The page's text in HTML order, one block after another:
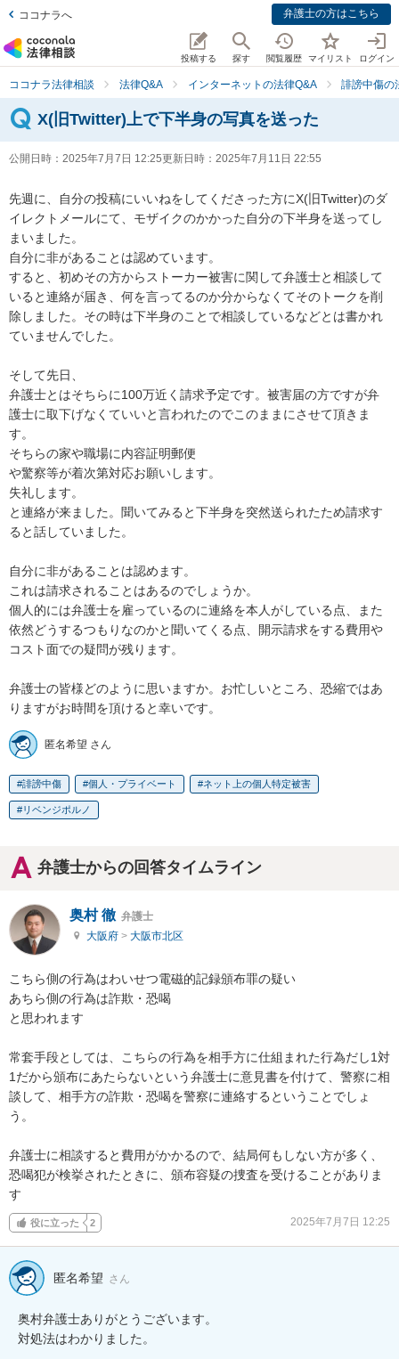
ココナラへ 弁護士の方はこちら
投稿する 探す 閲覧履歴 マイリスト ログイン
ココナラ法律相談 法律Q&A インターネットの法律Q&A 誹謗中傷の
X(旧Twitter)上で下半身の写真を送った
公開日時： 2025年7月7日 12:25更新日時： 2025年7月11日 22:55
先週に、自分の投稿にいいねをしてくださった方にX(旧Twitter)のダ
イレクトメールにて、モザイクのかかった自分の下半身を送ってし
まいました。
自分に非があることは認めています。
すると、初めその方からストーカー被害に関して弁護士と相談して
いると連絡が届き、何を言ってるのか分からなくてそのトークを削
除しました。その時は下半身のことで相談しているなどとは書かれ
ていませんでした。
そして先日、
弁護士とはそちらに100万近く請求予定です。被害届の方ですが弁
護士に取下げなくていいと言われたのでこのままにさせて頂きま
す。
そちらの家や職場に内容証明郵便
や驚察等が着次第対応お願いします。
失礼します。
と連絡が来ました。聞いてみると下半身を突然送られたため請求す
ると話していました。
自分に非があることは認めます。
これは請求されることはあるのでしょうか。
個人的には弁護士を雇っているのに連絡を本人がしている点、また
依然どうするつもりなのかと聞いてくる点、開示請求をする費用や
コスト面での疑問が残ります。
弁護士の皆様どのように思いますか。お忙しいところ、恐縮ではあ
りますがお時間を頂けると幸いです。
匿名希望 さん
誹謗中傷 個人・プライベート ネット上の個人特定被害
リベンジポルノ
弁護士からの回答タイムライン
奥村 徹 弁護士
大阪府 > 大阪市北区
こちら側の行為はわいせつ電磁的記録頒布罪の疑い
あちら側の行為は詐欺・恐喝
と思われます
常套手段としては、こちらの行為を相手方に仕組まれた行為だし1対
1だから頒布にあたらないという弁護士に意見書を付けて、警察に相
談して、相手方の詐欺・恐喝を警察に連絡するということでしょ
う。
弁護士に相談すると費用がかかるので、結局何もしない方が多く、
恐喝犯が検挙されたときに、頒布容疑の捜査を受けることがありま
す
役に立った 2 2025年7月7日 12:25
匿名希望 さん
奥村弁護士ありがとうございます。
対処法はわかりました。